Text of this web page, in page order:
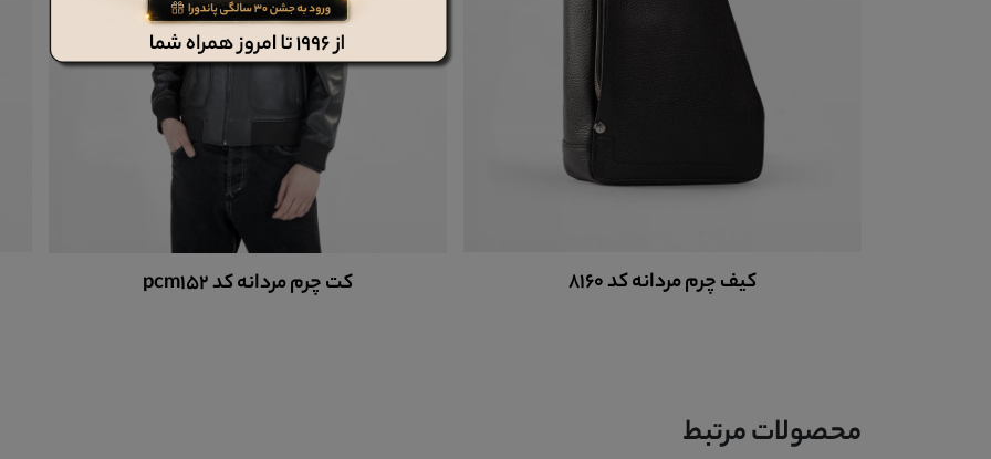
کت چرم مردانه کد pcm152 کلاه چرم ph102
محصولات مرتبط